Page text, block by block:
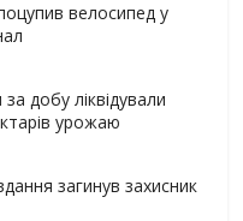
велосипед у
добу ліквідували
урожаю
загинув захисник